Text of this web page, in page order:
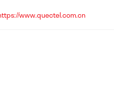
www.quectel.com.cn